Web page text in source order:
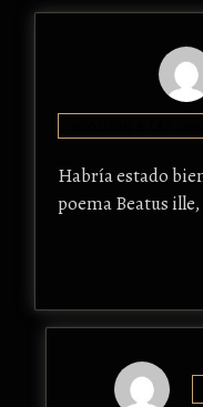
Habría estado
poema Beatus